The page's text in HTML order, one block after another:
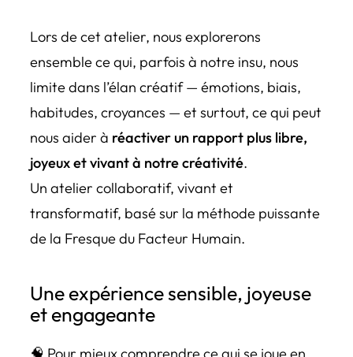
Lors de cet atelier, nous explorerons
ensemble ce qui, parfois à notre insu, nous
limite dans l’élan créatif — émotions, biais,
habitudes, croyances — et surtout, ce qui peut
nous aider à réactiver un rapport plus libre,
joyeux et vivant à notre créativité.
Un atelier collaboratif, vivant et
transformatif, basé sur la méthode puissante
de la Fresque du Facteur Humain.
Une expérience sensible, joyeuse
et engageante